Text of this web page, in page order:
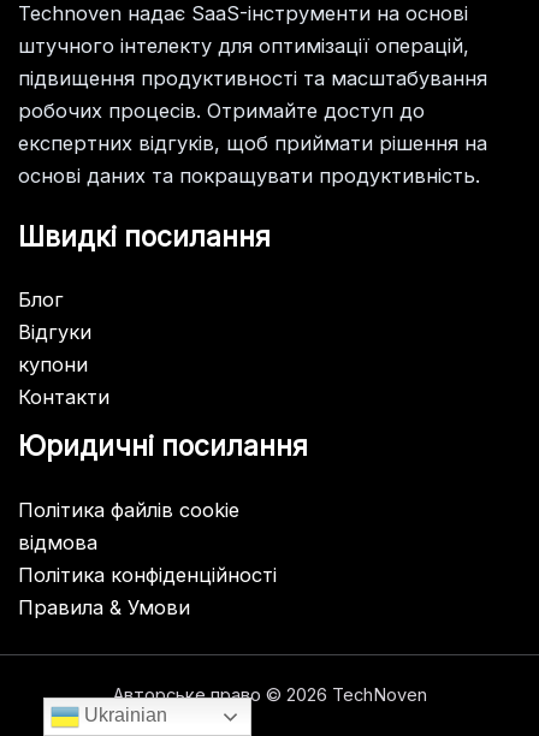
Technoven надає SaaS-інструменти на основі
штучного інтелекту для оптимізації операцій,
підвищення продуктивності та масштабування
робочих процесів. Отримайте доступ до
експертних відгуків, щоб приймати рішення на
основі даних та покращувати продуктивність.
Швидкі посилання
Блог
Відгуки
купони
Контакти
Юридичні посилання
Політика файлів cookie
відмова
Політика конфіденційності
Правила & Умови
Авторське право © 2026 TechNoven
Ukrainian